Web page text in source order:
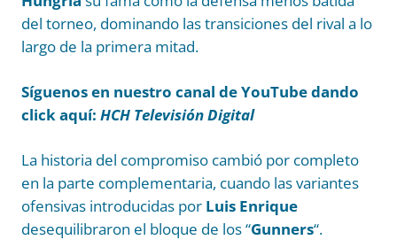
del torneo, dominando las transiciones del rival a lo
largo de la primera mitad.
Síguenos en nuestro canal de YouTube dando
click aquí: HCH Televisión Digital
La historia del compromiso cambió por completo
en la parte complementaria, cuando las variantes
ofensivas introducidas por Luis Enrique
desequilibraron el bloque de los “Gunners“.